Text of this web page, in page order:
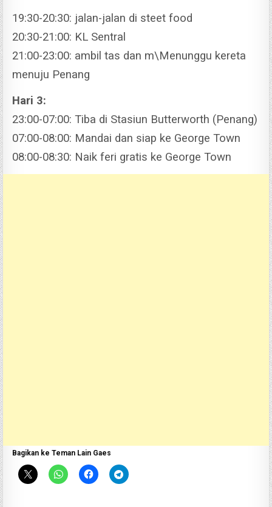
19:30-20:30: jalan-jalan di steet food
20:30-21:00: KL Sentral
21:00-23:00: ambil tas dan m\Menunggu kereta
menuju Penang
Hari 3:
23:00-07:00: Tiba di Stasiun Butterworth (Penang)
07:00-08:00: Mandai dan siap ke George Town
08:00-08:30: Naik feri gratis ke George Town
Bagikan ke Teman Lain Gaes